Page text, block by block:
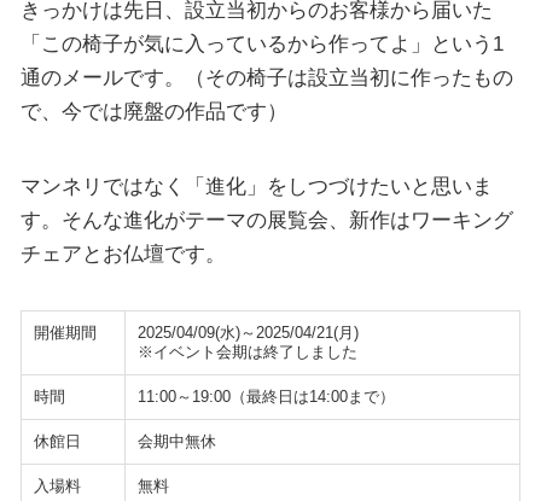
きっかけは先日、設立当初からのお客様から届いた
「この椅子が気に入っているから作ってよ」という1
通のメールです。（その椅子は設立当初に作ったもの
で、今では廃盤の作品です）
マンネリではなく「進化」をしつづけたいと思いま
す。そんな進化がテーマの展覧会、新作はワーキング
チェアとお仏壇です。
開催期間
2025/04/09(水)～2025/04/21(月)
※イベント会期は終了しました
時間 11:00～19:00（最終日は14:00まで）
休館日 会期中無休
入場料 無料